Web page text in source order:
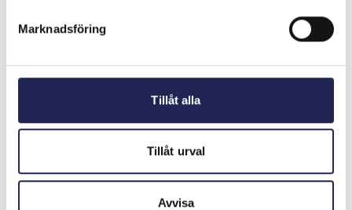
Marknadsföring
Tillåt alla
Tillåt urval
Avvisa
Dela sidan på Facebook
Dela sidan på Linkedin